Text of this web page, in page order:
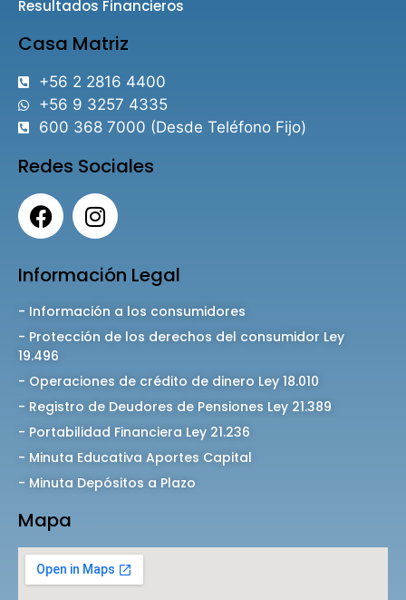
Resultados Financieros
Casa Matriz
+56 2 2816 4400
+56 9 3257 4335
600 368 7000 (Desde Teléfono Fijo)
Redes Sociales
Información Legal
- Información a los consumidores
- Protección de los derechos del consumidor Ley
19.496
- Operaciones de crédito de dinero Ley 18.010
- Registro de Deudores de Pensiones Ley 21.389
- Portabilidad Financiera Ley 21.236
- Minuta Educativa Aportes Capital
- Minuta Depósitos a Plazo
Mapa